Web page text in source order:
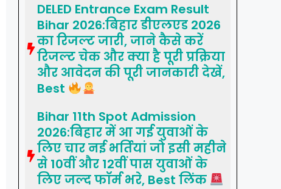
DELED Entrance Exam Result
Bihar 2026:बिहार डीएलएड 2026
का रिजल्ट जारी, जाने कैसे करें
रिजल्ट चेक और क्या है पूरी प्रक्रिया
और आवेदन की पूरी जानकारी देखें,
Best
Bihar 11th Spot Admission
2026:बिहार में आ गई युवाओं के
लिए चार नई भर्तियां जो इसी महीने
से 10वीं और 12वीं पास युवाओं के
लिए जल्द फॉर्म भरे, Best लिंक